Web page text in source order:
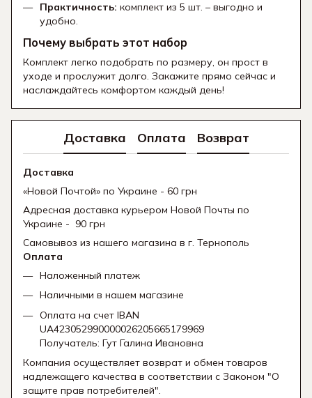
Практичность: комплект из 5 шт. – выгодно и
удобно.
Почему выбрать этот набор
Комплект легко подобрать по размеру, он прост в
уходе и прослужит долго. Закажите прямо сейчас и
наслаждайтесь комфортом каждый день!
Доставка Оплата Возврат
Доставка
«Новой Почтой» по Украине - 60 грн
Адресная доставка курьером Новой Почты по
Украине - 90 грн
Самовывоз из нашего магазина в г. Тернополь
Оплата
Наложенный платеж
Наличными в нашем магазине
Оплата на счет IBAN
UA423052990000026205665179969
Получатель: Гут Галина Ивановна
Компания осуществляет возврат и обмен товаров
надлежащего качества в соответствии с Законом "О
защите прав потребителей".